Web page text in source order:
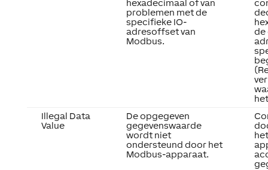
hexadecimaal of van
problemen met de
specifieke IO-
adresoffset van
Modbus.
de
Illegal Data
Value
De opgegeven
gegevenswaarde
wordt niet
ondersteund door het
Modbus-apparaat.